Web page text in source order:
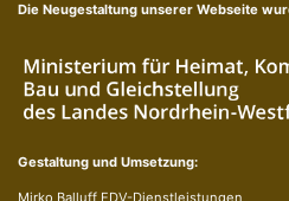
Die Neugestaltung unserer Webseite
Gestaltung und Umsetzung:
Mirko Balluff EDV-Dienstleistungen